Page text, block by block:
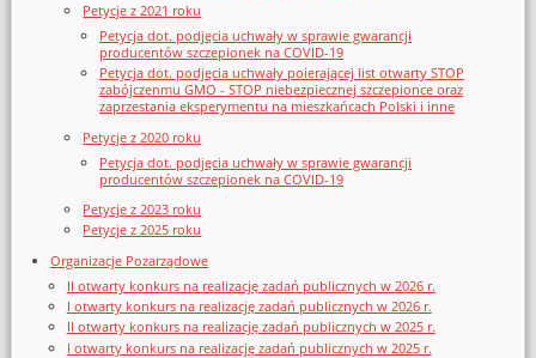
Petycje z 2021 roku
Petycja dot. podjęcia uchwały w sprawie gwarancji
producentów szczepionek na COVID-19
Petycja dot. podjęcia uchwały poierającej list otwarty STOP
zabójczenmu GMO - STOP niebezpiecznej szczepionce oraz
zaprzestania eksperymentu na mieszkańcach Polski i inne
Petycje z 2020 roku
Petycja dot. podjęcia uchwały w sprawie gwarancji
producentów szczepionek na COVID-19
Petycje z 2023 roku
Petycje z 2025 roku
Organizacje Pozarządowe
II otwarty konkurs na realizację zadań publicznych w 2026 r.
I otwarty konkurs na realizację zadań publicznych w 2026 r.
II otwarty konkurs na realizację zadań publicznych w 2025 r.
I otwarty konkurs na realizację zadań publicznych w 2025 r.